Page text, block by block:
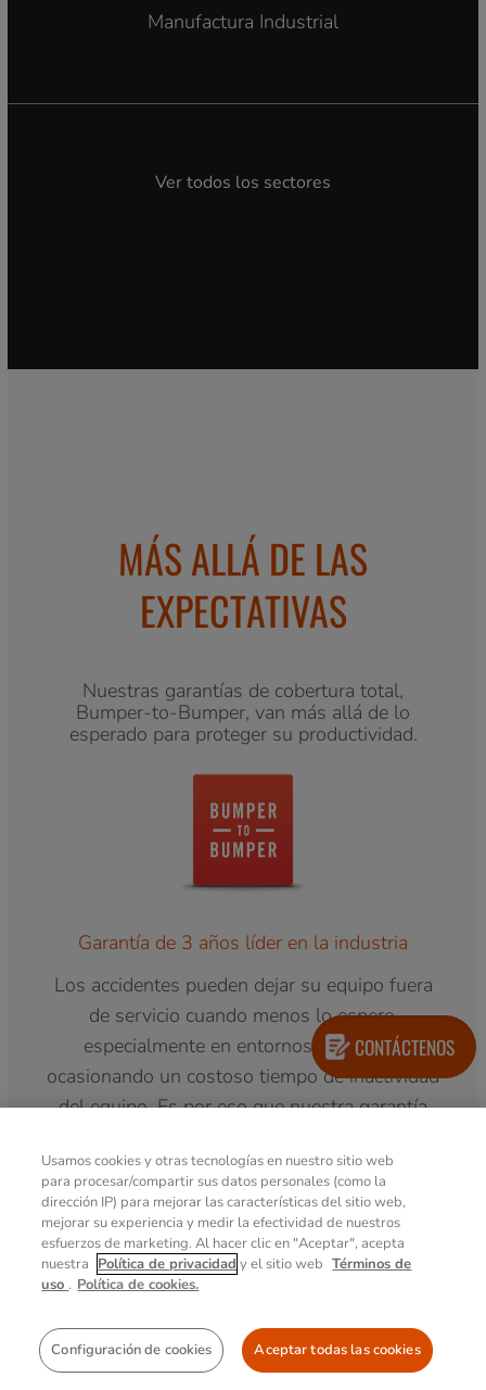
Manufactura Industrial
Ver todos los sectores
MÁS ALLÁ DE LAS
EXPECTATIVAS
Nuestras garantías de cobertura total,
Bumper-to-Bumper, van más allá de lo
esperado para proteger su productividad.
Garantía de 3 años líder en la industria
Los accidentes pueden dejar su equipo fuera
de servicio cuando menos lo espere,
especialmente en entornos exigentes,
ocasionando un costoso tiempo de inactividad
del equipo. Es por eso que nuestra garantía
accidentales para ayudar a minimizar los
costos de TI de su empresa. Bumper-to-
Bumper es una garantía sin complicaciones
que cuenta con un servicio rápido de
reparación y devolución por parte de los
confiar en nosotros para que su unidad vuelva
a estar en servicio en cuestión de días.
CONTÁCTENOS
Usamos cookies y otras tecnologías en nuestro sitio web
para procesar/compartir sus datos personales (como la
dirección IP) para mejorar las características del sitio web,
mejorar su experiencia y medir la efectividad de nuestros
esfuerzos de marketing. Al hacer clic en "Aceptar", acepta
nuestra Política de privacidad y el sitio web Términos de
uso . Política de cookies.
Configuración de cookies Aceptar todas las cookies